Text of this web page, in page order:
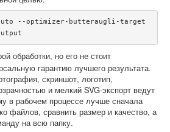
--optimizer-butteraugli-target
обработки, но его не стоит
гарантию лучшего результата.
скриншот, логотип,
и мелкий SVG-экспорт ведут
в рабочем процессе лучше сначала
файлов, сравнить размер и качество, а
на всю папку.